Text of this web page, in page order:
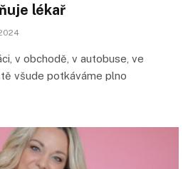
lékař
v obchodě, v autobuse, ve
všude potkáváme plno